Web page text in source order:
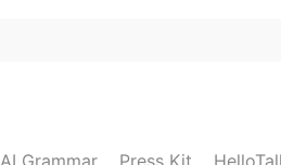
AI Grammar Press Kit